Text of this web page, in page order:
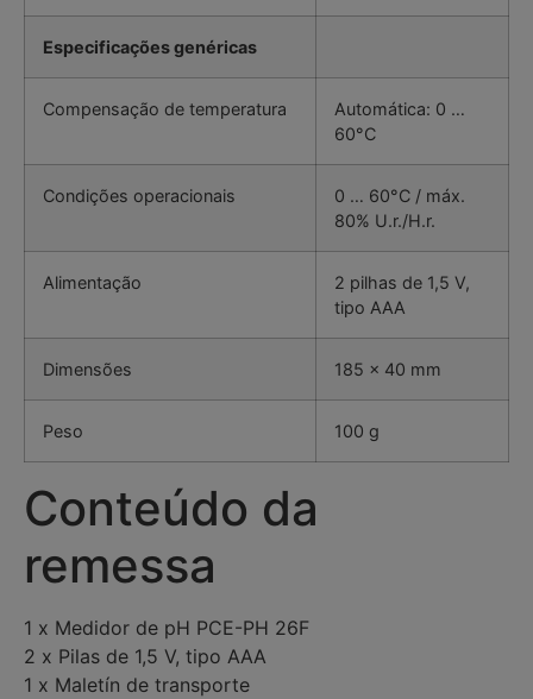
Especificações genéricas
Compensação de temperatura
Automática: 0 …
60°C
Condições operacionais
0 … 60°C / máx.
80% U.r./H.r.
Alimentação
2 pilhas de 1,5 V,
tipo AAA
Dimensões 185 x 40 mm
Peso 100 g
Conteúdo da
remessa
1 x Medidor de pH PCE-PH 26F
2 x Pilas de 1,5 V, tipo AAA
1 x Maletín de transporte